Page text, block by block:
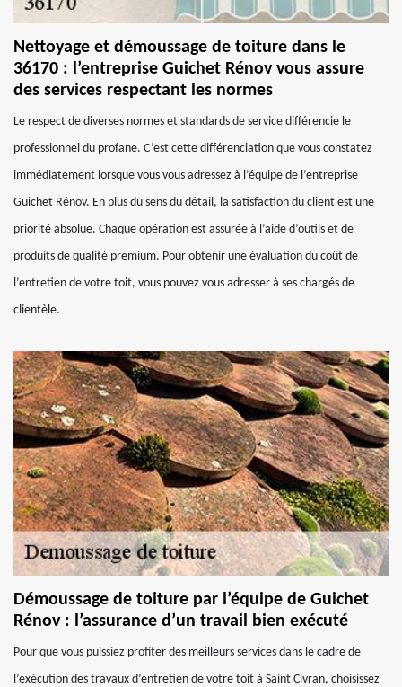
Nettoyage et démoussage de toiture dans le
36170 : l’entreprise Guichet Rénov vous assure
des services respectant les normes
Le respect de diverses normes et standards de service différencie le
professionnel du profane. C’est cette différenciation que vous constatez
immédiatement lorsque vous vous adressez à l’équipe de l’entreprise
Guichet Rénov. En plus du sens du détail, la satisfaction du client est une
priorité absolue. Chaque opération est assurée à l’aide d’outils et de
produits de qualité premium. Pour obtenir une évaluation du coût de
l’entretien de votre toit, vous pouvez vous adresser à ses chargés de
clientèle.
Démoussage de toiture par l’équipe de Guichet
Rénov : l’assurance d’un travail bien exécuté
Pour que vous puissiez profiter des meilleurs services dans le cadre de
l’exécution des travaux d’entretien de votre toit à Saint Civran, choisissez